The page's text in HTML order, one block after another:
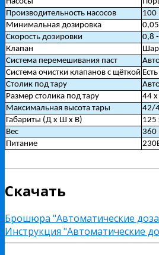
Производительность насосов
100
Минимальная дозировка
Скорость дозировки
0,8
Клапан
Система перемешивания паст
Система очистки клапанов с щёткой Есть
Столик под тару
Размер столика под тару
44
Максимальная высота тары
42/
Габариты (Д х Ш х В)
125
Вес
360
Питание
Скачать
Брошюра "Автоматические
Инструкция "Автоматические